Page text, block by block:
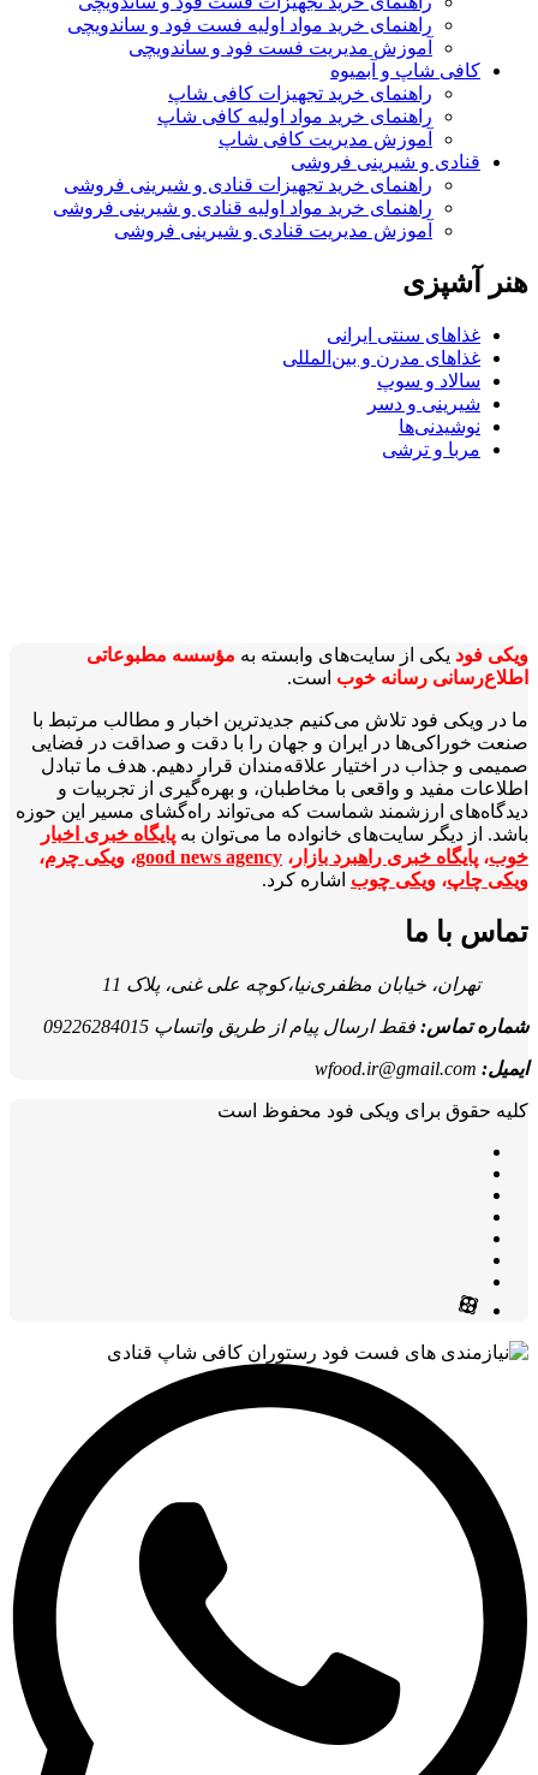
راهنمای خرید مواد اولیه فست فود و ساندویچی
آموزش مدیریت فست فود و ساندویچی
کافی شاپ و آبمیوه
راهنمای خرید تجهیزات کافی شاپ
راهنمای خرید مواد اولیه کافی‌ شاپ‌
آموزش مدیریت کافی شاپ
قنادی و شیرینی فروشی
راهنمای خرید تجهیزات قنادی و شیرینی فروشی
راهنمای خرید مواد اولیه قنادی و شیرینی فروشی
آموزش مدیریت قنادی و شیرینی فروشی
هنر آشپزی
غذاهای سنتی ایرانی
غذاهای مدرن و بین‌المللی
سالاد و سوپ
شیرینی و دسر
نوشیدنی‌ها
مربا و ترشی
ویکی‌ فود یکی از سایت‌های وابسته به مؤسسه مطبوعاتی
اطلاع‌رسانی رسانه خوب است.
ما در ویکی‌ فود تلاش می‌کنیم جدیدترین اخبار و مطالب مرتبط با
صنعت خوراکی‌ها در ایران و جهان را با دقت و صداقت در فضایی
صمیمی و جذاب در اختیار علاقه‌مندان قرار دهیم. هدف ما تبادل
اطلاعات مفید و واقعی با مخاطبان، و بهره‌گیری از تجربیات و
دیدگاه‌های ارزشمند شماست که می‌تواند راه‌گشای مسیر این حوزه
باشد. از دیگر سایت‌های خانواده ما می‌توان به پایگاه خبری اخبار
خوب، پایگاه خبری راهبرد بازار ، good news agency، ویکی چرم،
ویکی چاپ، ویکی چوب اشاره کرد.
تماس با ما
تهران، خیابان مظفری‌نیا،کوچه علی غنی، پلاک 11
شماره تماس: فقط ارسال پیام از طریق واتساپ 09226284015
ایمیل: wfood.ir@gmail.com
کلیه حقوق برای ویکی فود محفوظ است